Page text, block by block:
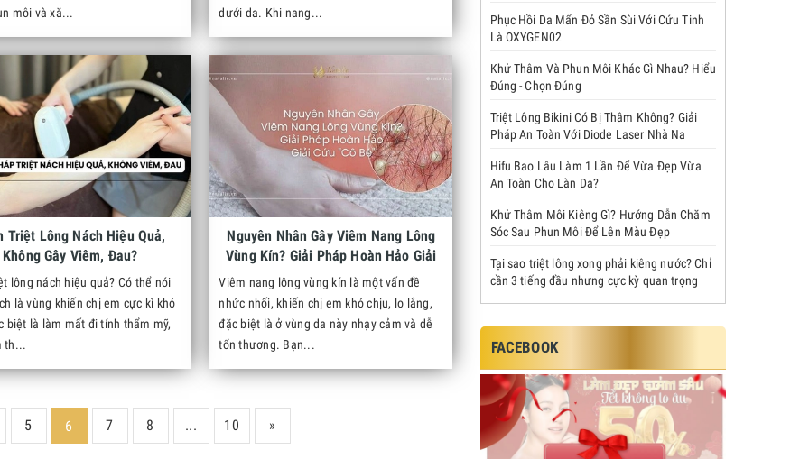
môi và xă...
dưới da. Khi nang...
Triệt Lông Nách Hiệu Quả,
Không Gây Viêm, Đau?
lông nách hiệu quả? Có thể nói
là vùng khiến chị em cực kì khó
biệt là làm mất đi tính thẩm mỹ,
th...
Nguyên Nhân Gây Viêm Nang Lông
Vùng Kín? Giải Pháp Hoàn Hảo Giải
Cứu "Cô Bé"
Viêm nang lông vùng kín là một vấn đề
nhức nhối, khiến chị em khó chịu, lo lắng,
đặc biệt là ở vùng da này nhạy cảm và dễ
tổn thương. Bạn...
5 6 7 8 ... 10 »
Phục Hồi Da Mẩn Đỏ Sần Sùi Với Cứu Tinh
Là OXYGEN02
Khử Thâm Và Phun Môi Khác Gì Nhau? Hiểu
Đúng - Chọn Đúng
Triệt Lông Bikini Có Bị Thâm Không? Giải
Pháp An Toàn Với Diode Laser Nhà Na
Hifu Bao Lâu Làm 1 Lần Để Vừa Đẹp Vừa
An Toàn Cho Làn Da?
Khử Thâm Môi Kiêng Gì? Hướng Dẫn Chăm
Sóc Sau Phun Môi Để Lên Màu Đẹp
Tại sao triệt lông xong phải kiêng nước? Chỉ
cần 3 tiếng đầu nhưng cực kỳ quan trọng
FACEBOOK